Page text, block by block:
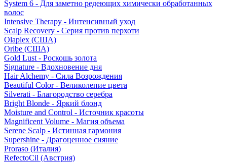
System 6 - Для заметно редеющих химически обработанных
волос
Intensive Therapy - Интенсивный уход
Scalp Recovery - Серия против перхоти
Olaplex (США)
Oribe (США)
Gold Lust - Роскошь золота
Signature - Вдохновение дня
Hair Alchemy - Сила Возрождения
Beautiful Color - Великолепие цвета
Silverati - Благородство серебра
Bright Blonde - Яркий блонд
Moisture and Control - Источник красоты
Magnificent Volume - Магия объема
Serene Scalp - Истинная гармония
Supershine - Драгоценное сияние
Proraso (Италия)
RefectoCil (Австрия)